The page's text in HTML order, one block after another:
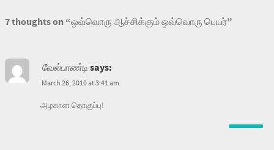
Post navigation
7 thoughts on “ஒவ்வொரு ஆச்சிக்கும் ஒவ்வொரு பெயர்”
வேல்பாண்டிsays:
March 26, 2010 at 3:41 am
அழகான தொகுப்பு!